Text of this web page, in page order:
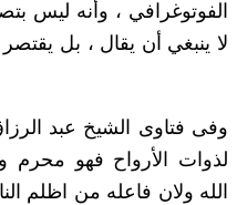
الفوتوغرافي ، وأنه ليس
لا ينبغي أن يقال ، بل
وفى فتاوى الشيخ عبد
لذوات الأرواح فهو محرم
الله ولان فاعله من اظلم